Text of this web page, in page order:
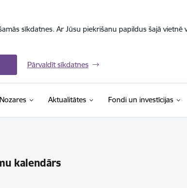
sīkdatnes. Ar Jūsu piekrišanu papildus šajā
Pārvaldīt sīkdatnes
Nozares Aktualitātes Fondi un investīcijas
kalendārs